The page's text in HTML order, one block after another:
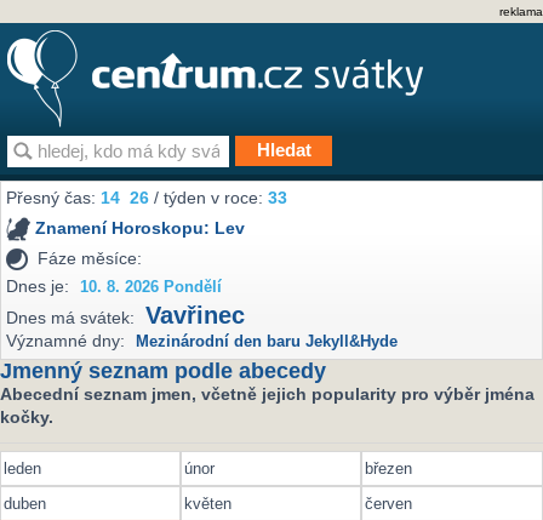
reklama
Přesný čas:14 26 / týden v roce:33
Znamení Horoskopu: Lev
Fáze měsíce:
Dnes je:
10. 8. 2026 Pondělí
Dnes má svátek: Vavřinec
Významné dny: Mezinárodní den baru Jekyll&Hyde
Jmenný seznam podle abecedy
Abecední seznam jmen, včetně jejich popularity pro výběr jména
kočky.
leden únor
březen
duben
květen
červen